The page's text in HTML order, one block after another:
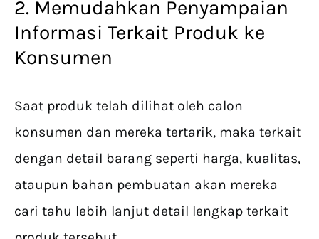
2. Memudahkan Penyampaian
Informasi Terkait Produk ke
Konsumen
Saat produk telah dilihat oleh calon
konsumen dan mereka tertarik, maka terkait
dengan detail barang seperti harga, kualitas,
ataupun bahan pembuatan akan mereka
cari tahu lebih lanjut detail lengkap terkait